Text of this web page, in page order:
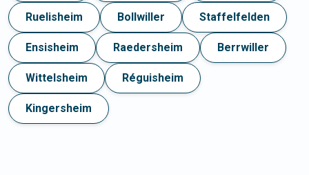
Ruelisheim Bollwiller Staffelfelden
Ensisheim Raedersheim Berrwiller
Wittelsheim Réguisheim
Kingersheim